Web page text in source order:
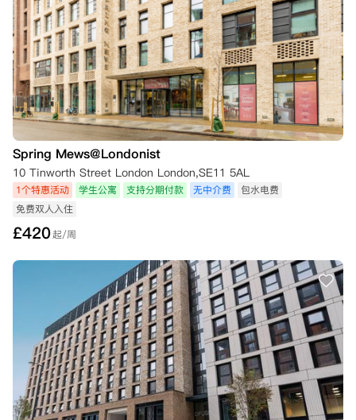
Spring Mews@Londonist
10 Tinworth Street London London,SE11 5AL
1个特惠活动 学生公寓 支持分期付款 无中介费
包水电费
免费双人入住
£420起/周